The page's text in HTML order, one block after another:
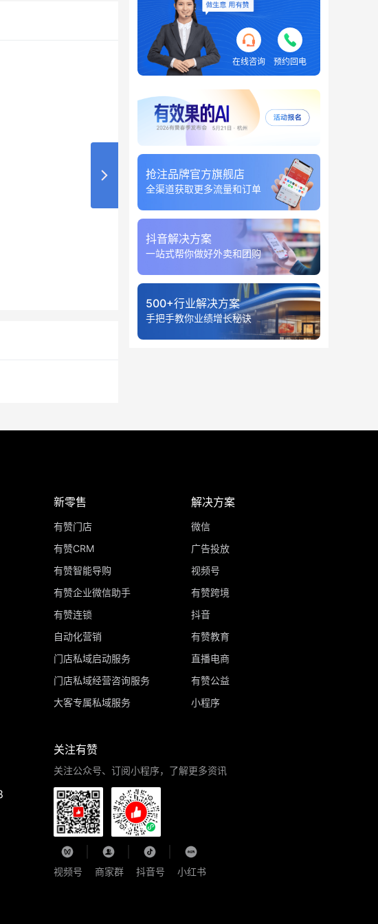
在线咨询 预约回电
抢注品牌官方旗舰店
全渠道获取更多流量和订单
抖音解决方案
一站式帮你做好外卖和团购
500+行业解决方案
手把手教你业绩增长秘诀
新零售
有赞门店
有赞CRM
有赞智能导购
有赞企业微信助手
有赞连锁
自动化营销
门店私域启动服务
门店私域经营咨询服务
大客专属私域服务
解决方案
微信
广告投放
视频号
有赞跨境
抖音
有赞教育
直播电商
有赞公益
小程序
关注有赞
关注公众号、订阅小程序，了解更多资讯
视频号 商家群 抖音号 小红书